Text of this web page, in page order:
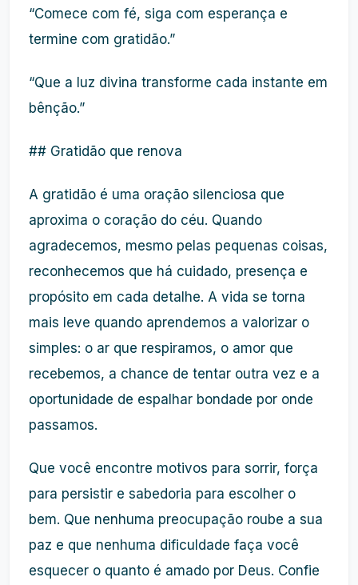
“Comece com fé, siga com esperança e
termine com gratidão.”
“Que a luz divina transforme cada instante em
bênção.”
## Gratidão que renova
A gratidão é uma oração silenciosa que
aproxima o coração do céu. Quando
agradecemos, mesmo pelas pequenas coisas,
reconhecemos que há cuidado, presença e
propósito em cada detalhe. A vida se torna
mais leve quando aprendemos a valorizar o
simples: o ar que respiramos, o amor que
recebemos, a chance de tentar outra vez e a
oportunidade de espalhar bondade por onde
passamos.
Que você encontre motivos para sorrir, força
para persistir e sabedoria para escolher o
bem. Que nenhuma preocupação roube a sua
paz e que nenhuma dificuldade faça você
esquecer o quanto é amado por Deus. Confie